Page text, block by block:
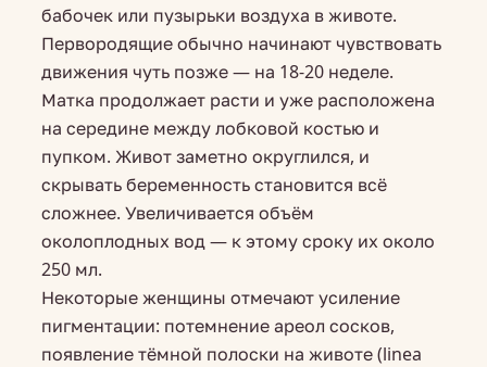
бабочек или пузырьки воздуха в животе.
Первородящие обычно начинают чувствовать
движения чуть позже — на 18-20 неделе.
Матка продолжает расти и уже расположена
на середине между лобковой костью и
пупком. Живот заметно округлился, и
скрывать беременность становится всё
сложнее. Увеличивается объём
околоплодных вод — к этому сроку их около
250 мл.
Некоторые женщины отмечают усиление
пигментации: потемнение ареол сосков,
появление тёмной полоски на животе (linea